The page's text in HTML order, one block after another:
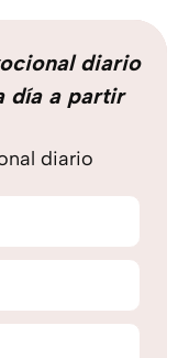
diario
día a partir
diario